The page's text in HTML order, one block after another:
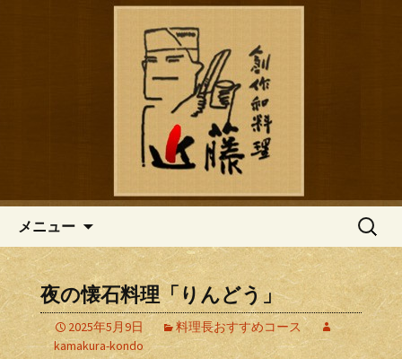
鎌倉の創作和食「近藤」のブロ
鎌倉の創作和食「近藤」のブログ
メニュー
検
夜の懐石料理「りんどう」
2025年5月9日
料理長おすすめコース
kamakura-kondo